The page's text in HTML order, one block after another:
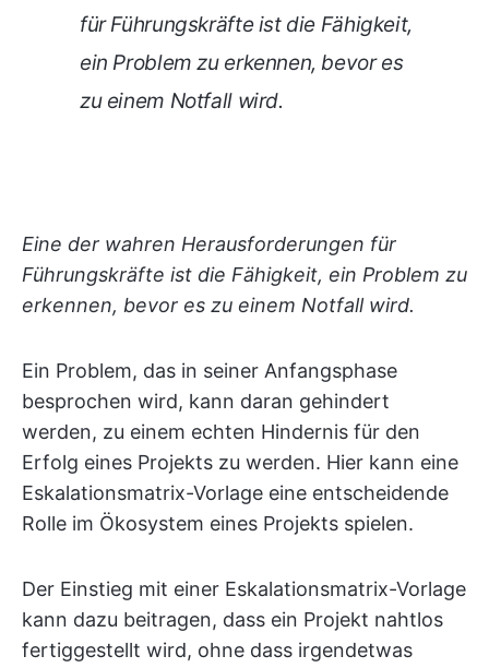
für Führungskräfte ist die Fähigkeit,
ein Problem zu erkennen, bevor es
zu einem Notfall wird.
Eine der wahren Herausforderungen für
Führungskräfte ist die Fähigkeit, ein Problem zu
erkennen, bevor es zu einem Notfall wird.
Ein Problem, das in seiner Anfangsphase
besprochen wird, kann daran gehindert
werden, zu einem echten Hindernis für den
Erfolg eines Projekts zu werden. Hier kann eine
Eskalationsmatrix-Vorlage eine entscheidende
Rolle im Ökosystem eines Projekts spielen.
Der Einstieg mit einer Eskalationsmatrix-Vorlage
kann dazu beitragen, dass ein Projekt nahtlos
fertiggestellt wird, ohne dass irgendetwas